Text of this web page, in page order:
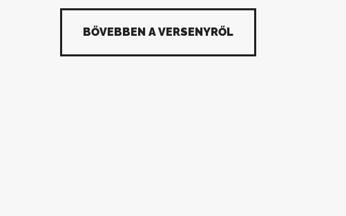
BŐVEBBEN A VERSENYRŐL